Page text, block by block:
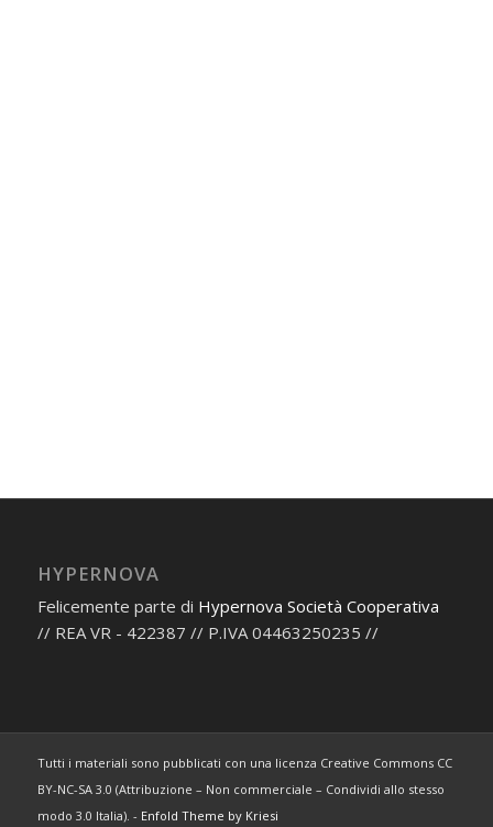
HYPERNOVA
Felicemente parte di Hypernova Società Cooperativa
// REA VR - 422387 // P.IVA 04463250235 //
Tutti i materiali sono pubblicati con una licenza Creative Commons CC
BY-NC-SA 3.0 (Attribuzione – Non commerciale – Condividi allo stesso
modo 3.0 Italia). - Enfold Theme by Kriesi